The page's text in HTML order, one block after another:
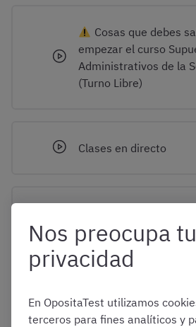
Cosas que debes
empezar el curso
Administrativos de la
(Turno Libre)
Clases en directo
Siguiente
Nos preocupa tu
privacidad
En OpositaTest utilizamos
terceros para fines analíticos y